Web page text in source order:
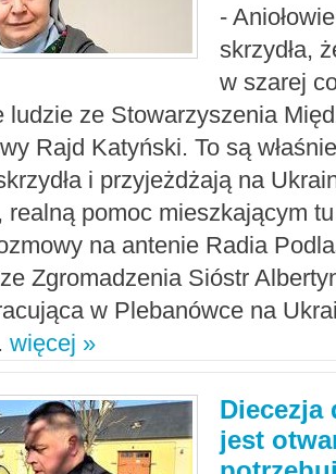
-
skrzydła,
w szarej
ludzie ze Stowarzyszenia
Rajd Katyński. To są
i przyjeżdżają na
realną pomoc mieszkającym
na antenie Radia
Zgromadzenia Sióstr
w Plebanówce na
więcej »
Diecezja
jest